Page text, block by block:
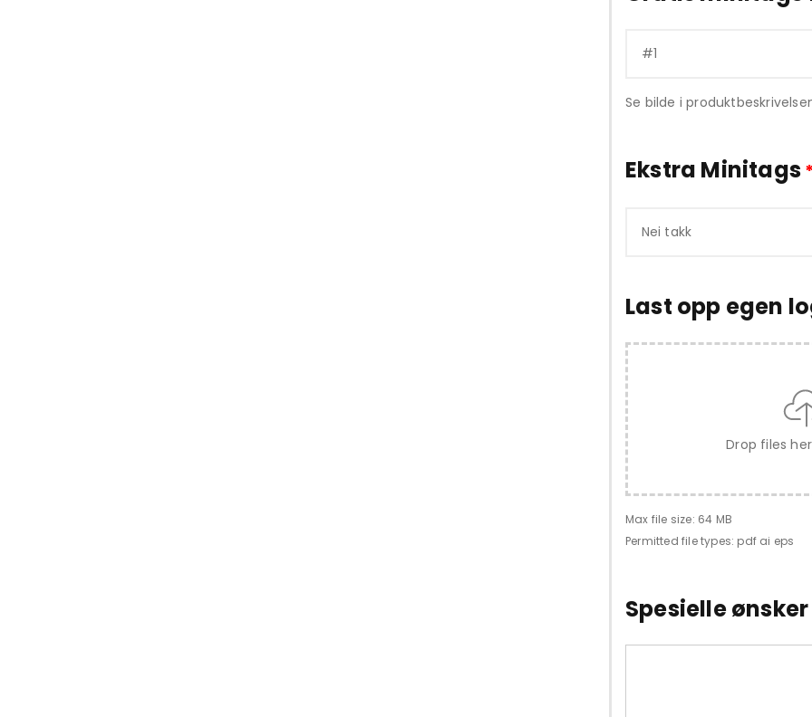
Se bilde i
Ekstra Minitags*
Last opp egen
Drop files
Max file size: 64 MB
Permitted file types: pdf ai eps
Spesielle ønsker